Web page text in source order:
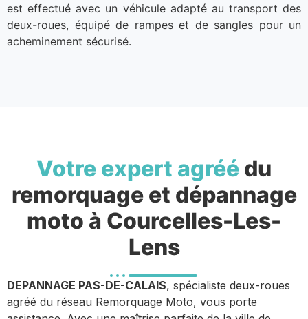
est effectué avec un véhicule adapté au transport des
deux-roues, équipé de rampes et de sangles pour un
acheminement sécurisé.
Votre expert agréé du
remorquage et dépannage
moto à Courcelles-Les-
Lens
DEPANNAGE PAS-DE-CALAIS, spécialiste deux-roues
agréé du réseau Remorquage Moto, vous porte